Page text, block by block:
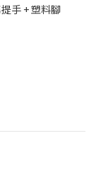
手 + 塑料腳